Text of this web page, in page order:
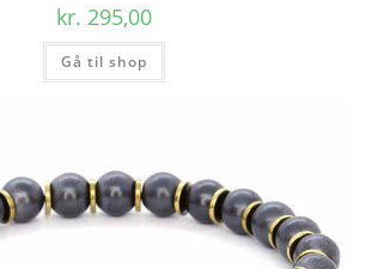
kr. 295,00
Gå til shop